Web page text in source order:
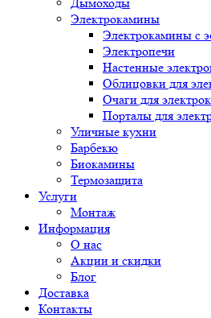
Дымоходы
Электрокамины
Электрокамины с
Электропечи
Настенные
Облицовки для
Очаги для
Порталы для
Уличные кухни
Барбекю
Биокамины
Термозащита
Услуги
Монтаж
Информация
О нас
Акции и скидки
Блог
Доставка
Контакты